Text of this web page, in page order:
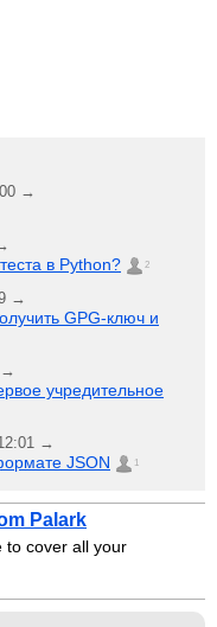
→
в Python? 2
→
GPG-ключ и
→
учредительное
→
JSON 1
Palark
to cover all your